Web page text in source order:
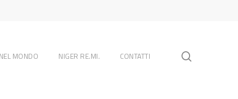
MONDO NIGER RE.MI. CONTATTI